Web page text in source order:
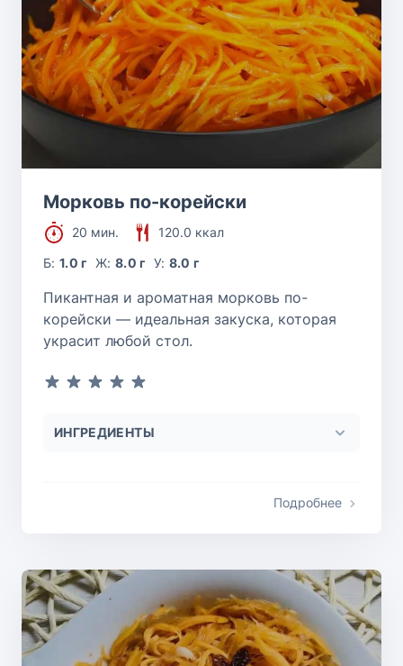
Морковь по-корейски
20 мин.
120.0 ккал
Б:1.0 г Ж: 8.0 г У: 8.0 г
Пикантная и ароматная морковь по-
корейски — идеальная закуска, которая
украсит любой стол.
ИНГРЕДИЕНТЫ
Подробнее